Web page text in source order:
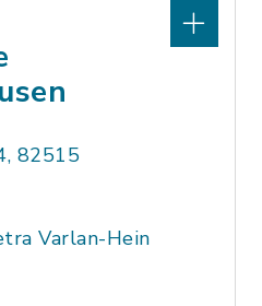
82515
Varlan-Hein